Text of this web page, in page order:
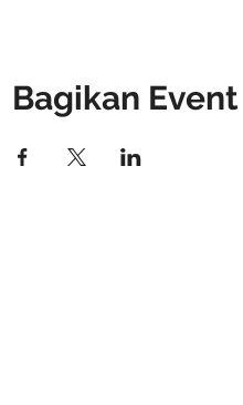
Bagikan